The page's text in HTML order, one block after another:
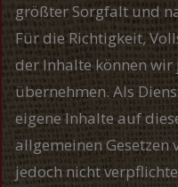
größter Sorgfalt und
Für die Richtigkeit,
der Inhalte können wir
übernehmen. Als
eigene Inhalte auf
allgemeinen
jedoch nicht